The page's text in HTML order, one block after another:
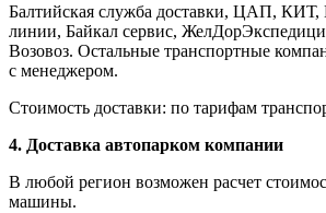
Балтийская служба доставки, ЦАП,
линии, Байкал сервис,
Возовоз. Остальные транспортные
с менеджером.
Стоимость доставки: по тарифам
4. Доставка автопарком компании
В любой регион возможен расчет
машины.